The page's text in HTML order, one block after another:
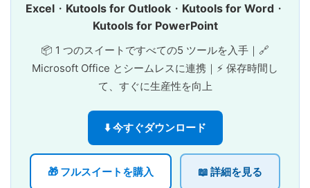
Excel・ Kutools for Outlook・ Kutools for Word・
Kutools for PowerPoint
📦 1 つのスイートですべての5 ツールを入手｜🔗
Microsoft Office とシームレスに連携｜⚡ 保存時間し
て、すぐに生産性を向上
⬇️ 今すぐダウンロード
🎁 フルスイートを購入 📖 詳細を見る